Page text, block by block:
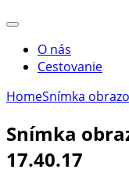
O nás
Cestovanie
HomeSnímka
Snímka
17.40.17